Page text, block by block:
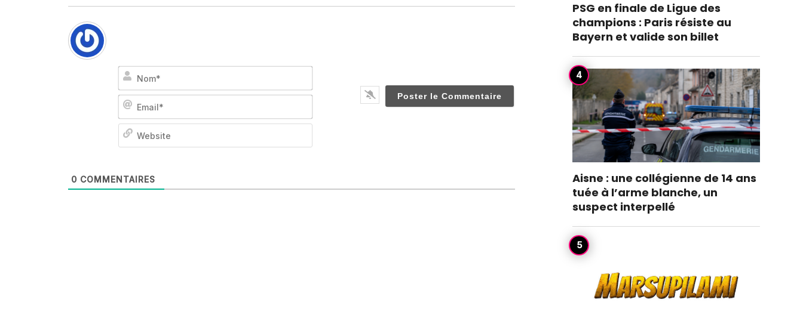
Nom*
Email*
Website
0 COMMENTAIRES
PSG en finale de Ligue des
champions : Paris résiste au
Bayern et valide son billet
Aisne : une collégienne de 14 ans
tuée à l’arme blanche, un
suspect interpellé